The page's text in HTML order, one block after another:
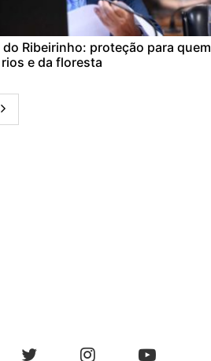
Ribeirinho: proteção para quem
e da floresta